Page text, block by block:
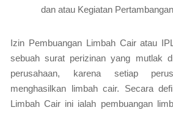
dan atau Kegiatan
Izin Pembuangan Limbah Cair atau
sebuah surat perizinan yang mutlak
perusahaan, karena setiap
menghasilkan limbah cair. Secara
Limbah Cair ini ialah pembuangan